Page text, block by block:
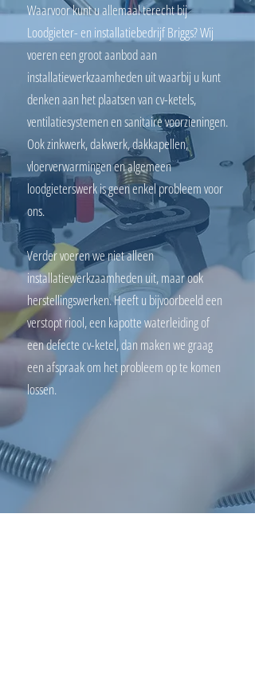
Waarvoor kunt u allemaal terecht bij
Loodgieter- en installatiebedrijf Briggs? Wij
voeren een groot aanbod aan
installatiewerkzaamheden uit waarbij u kunt
denken aan het plaatsen van cv-ketels,
ventilatiesystemen en sanitaire voorzieningen.
Ook zinkwerk, dakwerk, dakkapellen,
vloerverwarmingen en algemeen
loodgieterswerk is geen enkel probleem voor
ons.
Verder voeren we niet alleen
installatiewerkzaamheden uit, maar ook
herstellingswerken. Heeft u bijvoorbeeld een
verstopt riool, een kapotte waterleiding of
een defecte cv-ketel, dan maken we graag
een afspraak om het probleem op te komen
lossen.